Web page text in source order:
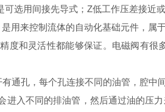
用间接先导式；Z低工作压差接近或
用来控制流体的自动化基础元件，
度和灵活性都能够保证。电磁阀有
通孔，每个孔连接不同的油管，腔
进入不同的排油管，然后通过油的压